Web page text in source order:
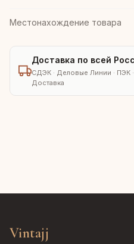
Местонахождение товара
Доставка по всей
СДЭК · Деловые Линии · ПЭК
Доставка
Vintajj